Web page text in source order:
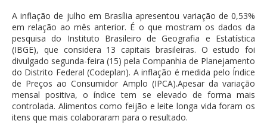
A inflação de julho em Brasília apresentou variação de 0,53%
em relação ao mês anterior. É o que mostram os dados da
pesquisa do Instituto Brasileiro de Geografia e Estatística
(IBGE), que considera 13 capitais brasileiras. O estudo foi
divulgado segunda-feira (15) pela Companhia de Planejamento
do Distrito Federal (Codeplan). A inflação é medida pelo Índice
de Preços ao Consumidor Amplo (IPCA).Apesar da variação
mensal positiva, o índice tem se elevado de forma mais
controlada. Alimentos como feijão e leite longa vida foram os
itens que mais colaboraram para o resultado.